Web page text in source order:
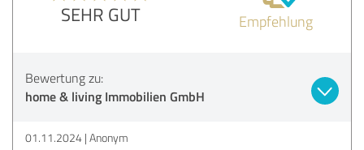
SEHR GUT Empfehlung
Bewertung zu:
home & living Immobilien GmbH
01.11.2024 Anonym